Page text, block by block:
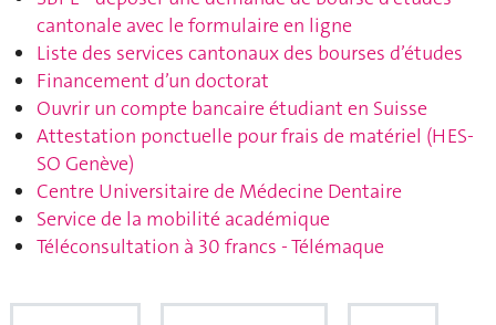
cantonale avec le formulaire en ligne
Liste des services cantonaux des bourses d’études
Financement d’un doctorat
Ouvrir un compte bancaire étudiant en Suisse
Attestation ponctuelle pour frais de matériel (HES-
SO Genève)
Centre Universitaire de Médecine Dentaire
Service de la mobilité académique
Téléconsultation à 30 francs - Télémaque